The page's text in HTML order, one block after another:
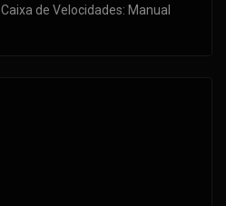
Caixa de Velocidades: Manual